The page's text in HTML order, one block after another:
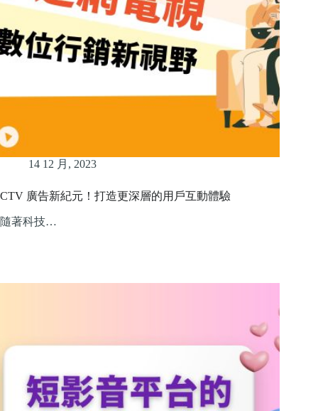
14 12 月, 2023
CTV 廣告新紀元！打造更深層的用戶互動體驗
隨著科技…